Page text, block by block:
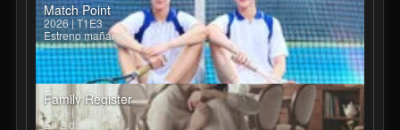
Match Point
2026 | T1E3
Estreno mañana
Family Register
2026 | T1E26
En 2 días